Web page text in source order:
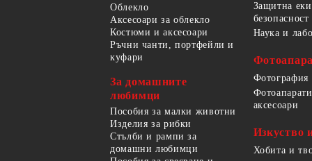
Облекло
Аксесоари за облекло
Костюми и аксесоари
Ръчни чанти, портфейли и
куфари
За домашните
любимци
Пособия за малки животни
Изделия за рибки
Стълби и рампи за
домашни любимци
Защитна
Наука и
Фотография
аксесоари
Изкуство
Хобита и